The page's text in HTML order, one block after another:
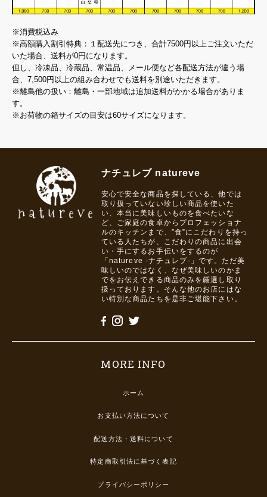
※消費税込み
※高額購入割引特典：１配送先につき、合計7500円以上ご注文いただ
いた場合、送料が0円になります。
但し、冷凍品、冷蔵品、常温品、メール便など各配送方法が違う場
合、7,500円以上の組み合わせでも送料を別途いただきます。
※離島他の扱い：離島・一部地域は追加送料がかかる場合がありま
す。
※お荷物の箱サイズの目安は60サイズになります。
ナチュレブ natureve
安心で安全な商品を探している、他では
取り扱っていない珍しい商品を使いた
い、本当に美味しいものを食べたいな
ど、ご家庭の食卓からプロフェッショナ
ルのキッチンまで、”食”にこだわりを持っ
ている人たちが、こだわりの商品に出会
い・手にするお手伝いをするのが
「natureve -ナチュレブ-」です。ただ美
味しいのではなく、なぜ美味しいのかま
でをお伝えできる商品のみを厳選し取り
扱っております。そんな他のお店にはな
い特別な商品たちを是非ご堪能下さい。
MORE INFO
ホーム
お支払い方法について
配送方法・送料について
特定商取引法に基づく表記
プライバシーポリシー